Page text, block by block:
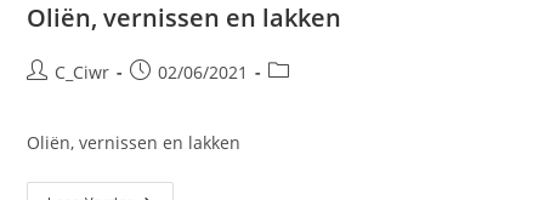
Oliën, vernissen en lakken
BerichtC_Ciwr
Bericht02/06/2021 Berichtcategorie:
Oliën, vernissen en lakken